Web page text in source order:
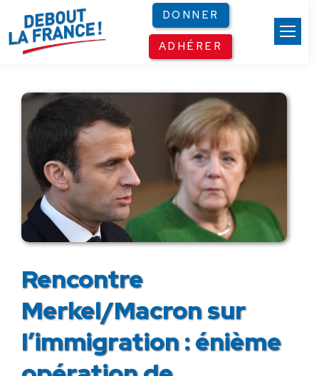
DONNER
ADHÉRER
Rencontre
Merkel/Macron sur
l’immigration : énième
Panneau de gestion des cookies